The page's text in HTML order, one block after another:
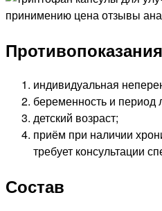
Противопоказания
индивидуальная
беременность и период
детский возраст;
приём при наличии
требует консультации
Состав